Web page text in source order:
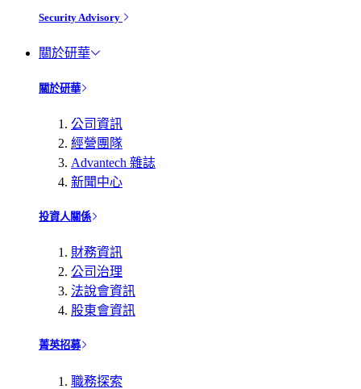
Security Advisory
關於研華
關於研華
公司資訊
經營團隊
Advantech 雜誌
新聞中心
投資人關係
財務資訊
公司治理
法說會資訊
股東會資訊
菁英招募
職務探索